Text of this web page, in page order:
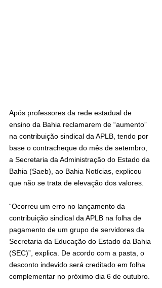
Após professores da rede estadual de
ensino da Bahia reclamarem de “aumento”
na contribuição sindical da APLB, tendo por
base o contracheque do mês de setembro,
a Secretaria da Administração do Estado da
Bahia (Saeb), ao Bahia Notícias, explicou
que não se trata de elevação dos valores.
“Ocorreu um erro no lançamento da
contribuição sindical da APLB na folha de
pagamento de um grupo de servidores da
Secretaria da Educação do Estado da Bahia
(SEC)”, explica. De acordo com a pasta, o
desconto indevido será creditado em folha
complementar no próximo dia 6 de outubro.